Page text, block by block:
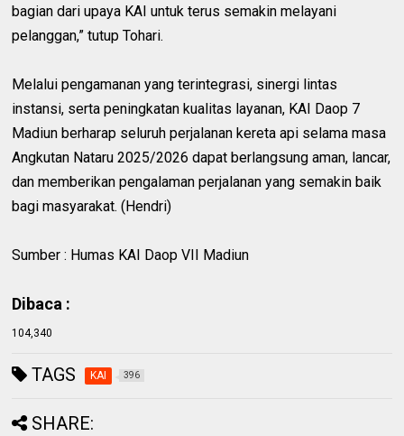
bagian dari upaya KAI untuk terus semakin melayani
pelanggan,” tutup Tohari.
Melalui pengamanan yang terintegrasi, sinergi lintas
instansi, serta peningkatan kualitas layanan, KAI Daop 7
Madiun berharap seluruh perjalanan kereta api selama masa
Angkutan Nataru 2025/2026 dapat berlangsung aman, lancar,
dan memberikan pengalaman perjalanan yang semakin baik
bagi masyarakat. (Hendri)
Sumber : Humas KAI Daop VII Madiun
Dibaca :
104,340
TAGS KAI 396
SHARE: